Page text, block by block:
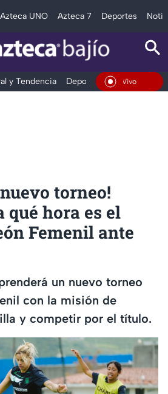
Azteca UNO Azteca 7 Deportes
y Tendencia Deportes Espectáculos
En Vivo
torneo!
qué hora es el
Femenil ante
un nuevo torneo
con la misión de
y competir por el título.